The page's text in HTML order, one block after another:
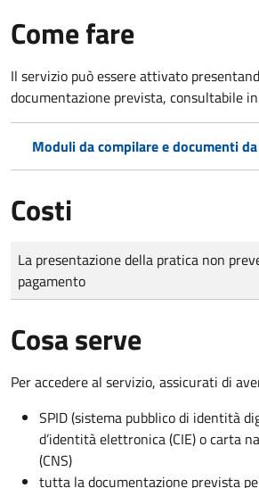
Come fare
Il servizio può essere attivato
documentazione prevista, consultabile
Moduli da compilare e documenti
Costi
Tipo di pagamento
Importo
La presentazione della pratica non
pagamento
Cosa serve
Per accedere al servizio, assicurati di
SPID (sistema pubblico di identità
d’identità elettronica (CIE) o carta
(CNS)
tutta la documentazione prevista